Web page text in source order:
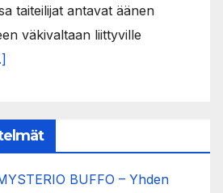
taiteilijat antavat äänen
väkivaltaan liittyville
BUFFO – Yhden